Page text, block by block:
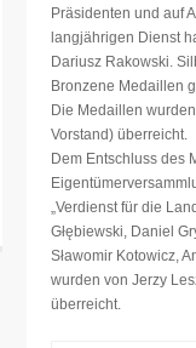
Präsidenten und auf
langjährigen Dienst
Dariusz Rakowski.
Bronzene Medaillen
Die Medaillen
Vorstand) überreicht.
Dem Entschluss des
„Verdienst für die
Głębiewski, Daniel
Sławomir Kotowicz,
wurden von Jerzy
überreicht.